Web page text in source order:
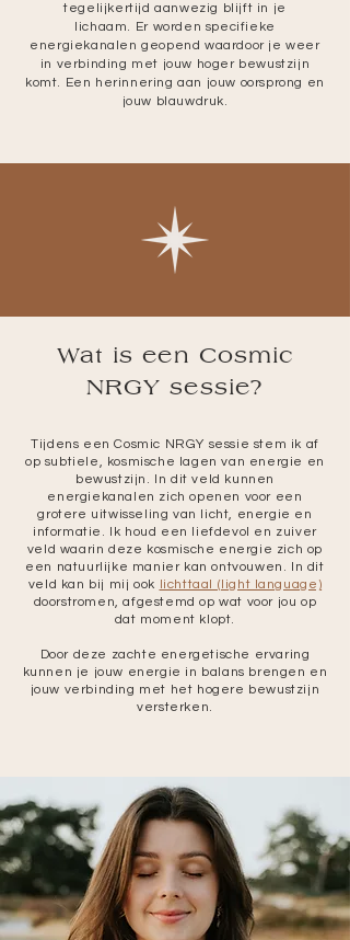
tegelijkertijd aanwezig blijft in je
lichaam. Er worden specifieke
energiekanalen geopend waardoor je weer
in verbinding met jouw hoger bewustzijn
komt. Een herinnering aan jouw oorsprong en
jouw blauwdruk.
Wat is een Cosmic
NRGY sessie?
Tijdens een Cosmic NRGY sessie stem ik af
op subtiele, kosmische lagen van energie en
bewustzijn. In dit veld kunnen
energiekanalen zich openen voor een
grotere uitwisseling van licht, energie en
informatie. Ik houd een liefdevol en zuiver
veld waarin deze kosmische energie zich op
een natuurlijke manier kan ontvouwen. In dit
veld kan bij mij ook lichttaal (light language)
doorstromen, afgestemd op wat voor jou op
dat moment klopt.
Door deze zachte energetische ervaring
kunnen je jouw energie in balans brengen en
jouw verbinding met het hogere bewustzijn
versterken.